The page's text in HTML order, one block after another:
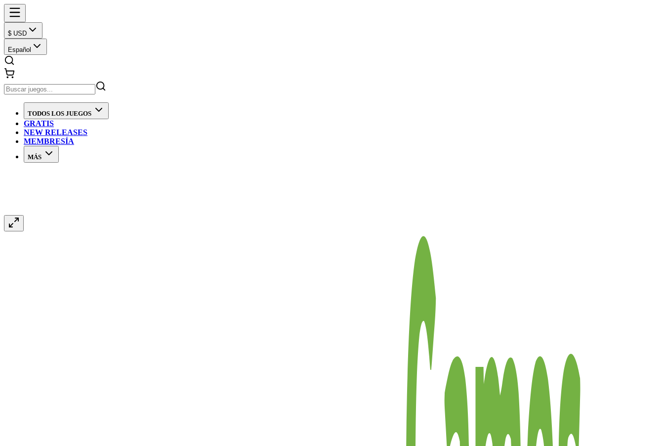
$ USD
Español
TODOS LOS JUEGOS
GRATIS
NEW RELEASES
MEMBRESÍA
MÁS